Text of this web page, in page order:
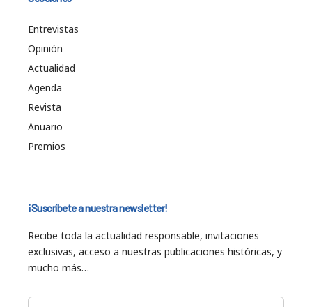
Entrevistas
Opinión
Actualidad
Agenda
Revista
Anuario
Premios
¡Suscríbete a nuestra newsletter!
Recibe toda la actualidad responsable, invitaciones
exclusivas, acceso a nuestras publicaciones históricas, y
mucho más…